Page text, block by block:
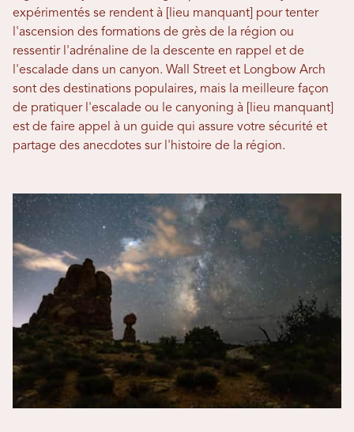
expérimentés se rendent à [lieu manquant] pour tenter
l'ascension des formations de grès de la région ou
ressentir l'adrénaline de la descente en rappel et de
l'escalade dans un canyon. Wall Street et Longbow Arch
sont des destinations populaires, mais la meilleure façon
de pratiquer l'escalade ou le canyoning à [lieu manquant]
est de faire appel à un guide qui assure votre sécurité et
partage des anecdotes sur l'histoire de la région.